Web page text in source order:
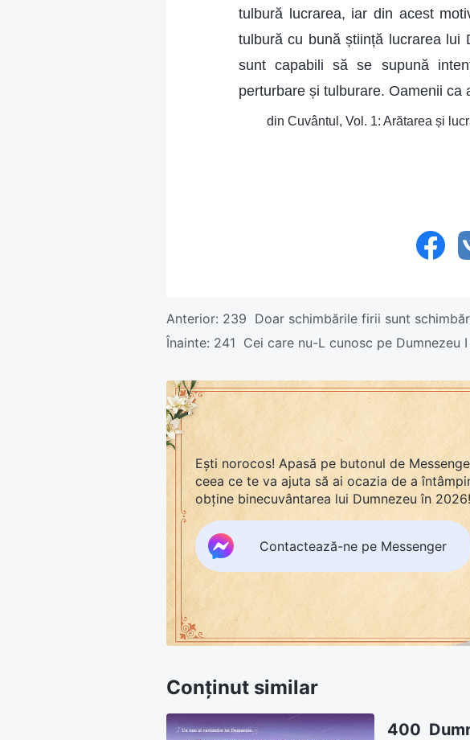
tulbură lucrarea, iar din acest
tulbură cu bună știință lucrarea lui
sunt capabili să se supună
perturbare și tulburare. Oamenii ca
din Cuvântul, Vol. 1: Arătarea și
Anterior: 239 Doar schimbările firii sunt
Înainte: 241 Cei care nu-L cunosc pe Dumnezeu
Ești norocos! Apasă pe butonul de
ceea ce te va ajuta să ai ocazia de a
obține binecuvântarea lui Dumnezeu în 2026!
Contactează-ne pe Messenger
Conținut similar
400